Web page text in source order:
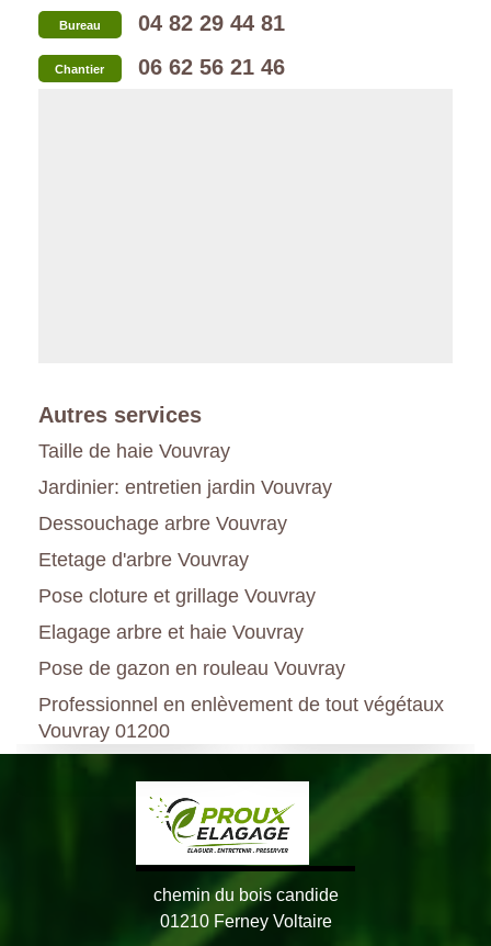
Bureau 04 82 29 44 81
Chantier 06 62 56 21 46
Autres services
Taille de haie Vouvray
Jardinier: entretien jardin Vouvray
Dessouchage arbre Vouvray
Etetage d'arbre Vouvray
Pose cloture et grillage Vouvray
Elagage arbre et haie Vouvray
Pose de gazon en rouleau Vouvray
Professionnel en enlèvement de tout végétaux
Vouvray 01200
chemin du bois candide
01210 Ferney Voltaire